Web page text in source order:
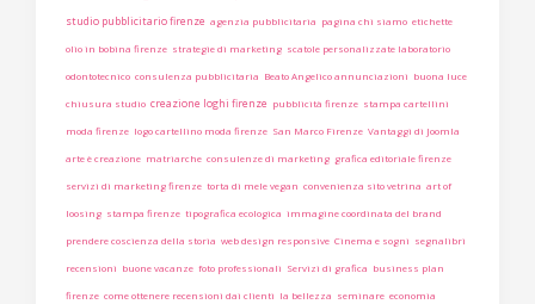
studio pubblicitario firenze agenzia pubblicitaria pagina chi siamo etichette
olio in bobina firenze strategie di marketing scatole personalizzate laboratorio
odontotecnico consulenza pubblicitaria Beato Angelico annunciazioni buona luce
chiusura studio creazione loghi firenze pubblicità firenze stampa cartellini
moda firenze logo cartellino moda firenze San Marco Firenze Vantaggi di Joomla
arte è creazione matriarche consulenze di marketing grafica editoriale firenze
servizi di marketing firenze torta di mele vegan convenienza sito vetrina art of
loosing stampa firenze tipografica ecologica immagine coordinata del brand
prendere coscienza della storia web design responsive Cinema e sogni segnalibri
recensioni buone vacanze foto professionali Servizi di grafica business plan
firenze come ottenere recensioni dai clienti la bellezza seminare economia